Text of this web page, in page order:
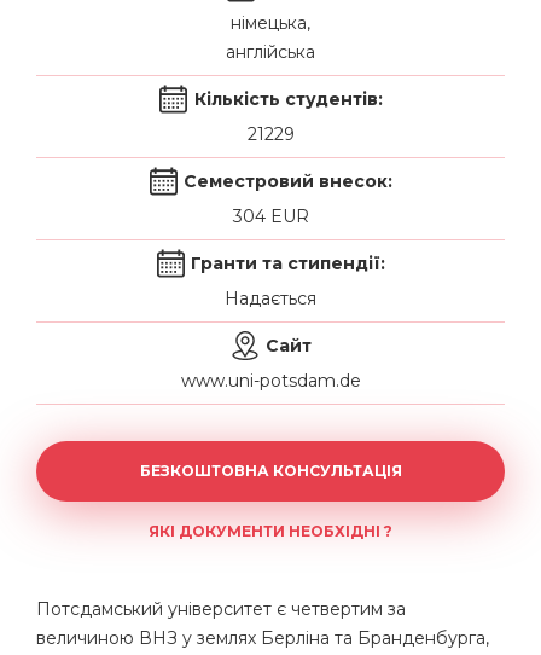
німецька,
англійська
Кількість студентів:
21229
Семестровий внесок:
304 EUR
Гранти та стипендії:
Надається
Сайт
www.uni-potsdam.de
БЕЗКОШТОВНА КОНСУЛЬТАЦІЯ
ЯКІ ДОКУМЕНТИ НЕОБХІДНІ ?
Потсдамський університет є четвертим за
величиною ВНЗ у землях Берліна та Бранденбурга,